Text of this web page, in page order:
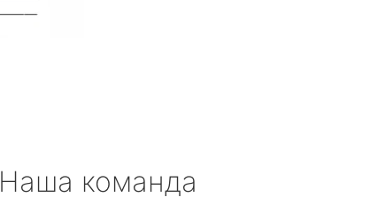
Наша команда